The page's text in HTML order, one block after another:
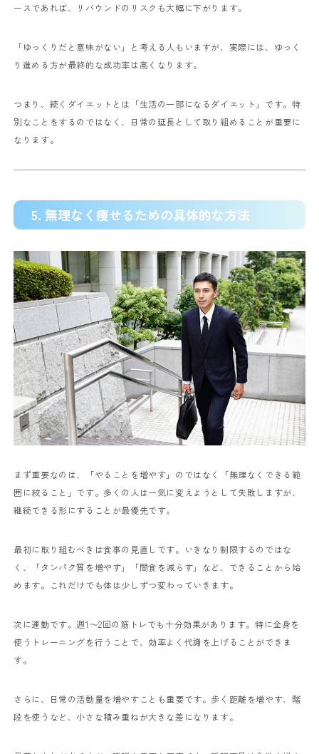
ースであれば、リバウンドのリスクも大幅に下がります。
「ゆっくりだと意味がない」と考える人もいますが、実際には、ゆっく
り進める方が最終的な成功率は高くなります。
つまり、続くダイエットとは「生活の一部になるダイエット」です。特
別なことをするのではなく、日常の延長として取り組めることが重要に
なります。
5. 無理なく痩せるための具体的な方法
まず重要なのは、「やることを増やす」のではなく「無理なくできる範
囲に絞ること」です。多くの人は一気に変えようとして失敗しますが、
継続できる形にすることが最優先です。
最初に取り組むべきは食事の見直しです。いきなり制限するのではな
く、「タンパク質を増やす」「間食を減らす」など、できることから始
めます。これだけでも体は少しずつ変わっていきます。
次に運動です。週1〜2回の筋トレでも十分効果があります。特に全身を
使うトレーニングを行うことで、効率よく代謝を上げることができま
す。
さらに、日常の活動量を増やすことも重要です。歩く距離を増やす、階
段を使うなど、小さな積み重ねが大きな差になります。